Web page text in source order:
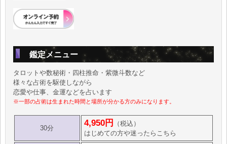
鑑定メニュー
タロットや数秘術・四柱推命・紫微斗数など
様々な占術を駆使しながら
恋愛や仕事、金運などを占います
※一部の占術は生まれた時間と場所が分かる方のみになります。
30分
4,950円
（税込）
はじめての方や迷ったらこちら